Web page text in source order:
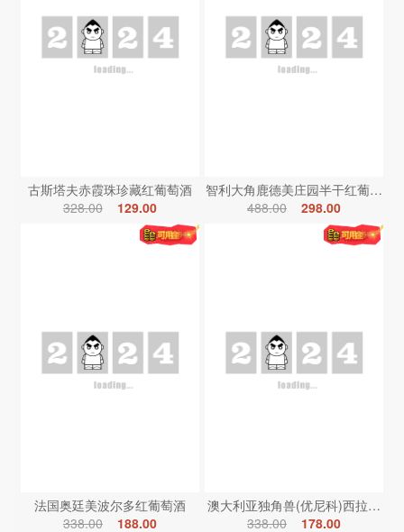
古斯塔夫赤霞珠珍藏红葡萄酒
328.00
129.00
智利大角鹿德美庄园半干红葡萄酒
488.00
298.00
法国奥廷美波尔多红葡萄酒
338.00
188.00
澳大利亚独角兽(优尼科)西拉红葡
338.00
178.00